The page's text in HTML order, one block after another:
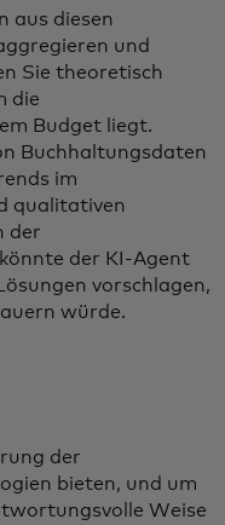
aus diesen
und
Sie theoretisch
die
Budget liegt.
Buchhaltungsdaten
im
qualitativen
der
der KI-Agent
vorschlagen,
würde.
der
bieten, und um
Weise